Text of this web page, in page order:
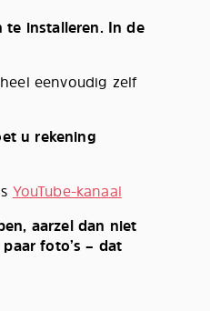
te installeren. In de
eenvoudig zelf
u rekening
YouTube-kanaal
aarzel dan niet
foto’s – dat